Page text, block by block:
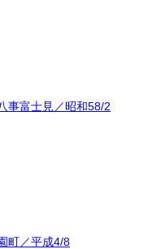
事富士見／昭和58/2
町／平成4/8